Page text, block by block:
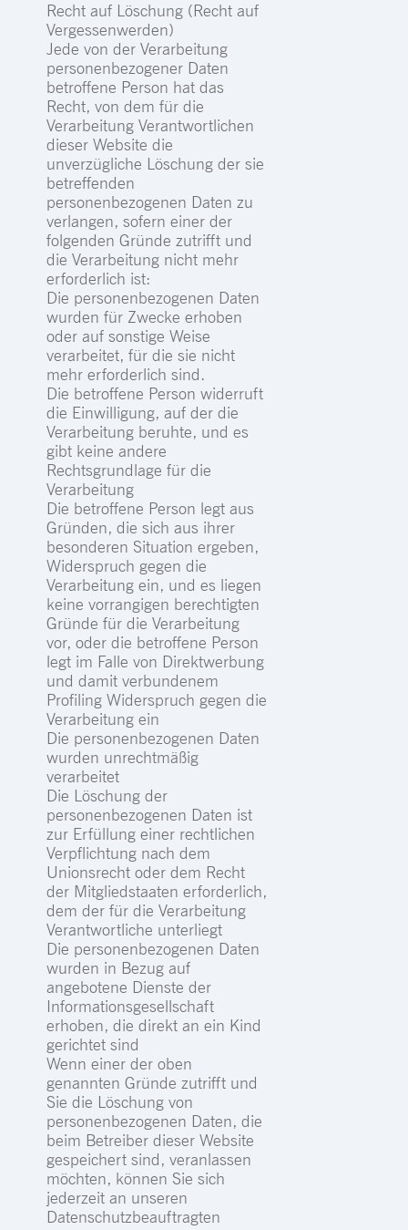
Recht auf Löschung (Recht auf
Vergessenwerden)
Jede von der Verarbeitung
personenbezogener Daten
betroffene Person hat das
Recht, von dem für die
Verarbeitung Verantwortlichen
dieser Website die
unverzügliche Löschung der sie
betreffenden
personenbezogenen Daten zu
verlangen, sofern einer der
folgenden Gründe zutrifft und
die Verarbeitung nicht mehr
erforderlich ist:
Die personenbezogenen Daten
wurden für Zwecke erhoben
oder auf sonstige Weise
verarbeitet, für die sie nicht
mehr erforderlich sind.
Die betroffene Person widerruft
die Einwilligung, auf der die
Verarbeitung beruhte, und es
gibt keine andere
Rechtsgrundlage für die
Verarbeitung
Die betroffene Person legt aus
Gründen, die sich aus ihrer
besonderen Situation ergeben,
Widerspruch gegen die
Verarbeitung ein, und es liegen
keine vorrangigen berechtigten
Gründe für die Verarbeitung
vor, oder die betroffene Person
legt im Falle von Direktwerbung
und damit verbundenem
Profiling Widerspruch gegen die
Verarbeitung ein
Die personenbezogenen Daten
wurden unrechtmäßig
verarbeitet
Die Löschung der
personenbezogenen Daten ist
zur Erfüllung einer rechtlichen
Verpflichtung nach dem
Unionsrecht oder dem Recht
der Mitgliedstaaten erforderlich,
dem der für die Verarbeitung
Verantwortliche unterliegt
Die personenbezogenen Daten
wurden in Bezug auf
angebotene Dienste der
Informationsgesellschaft
erhoben, die direkt an ein Kind
gerichtet sind
Wenn einer der oben
genannten Gründe zutrifft und
Sie die Löschung von
personenbezogenen Daten, die
beim Betreiber dieser Website
gespeichert sind, veranlassen
möchten, können Sie sich
jederzeit an unseren
Datenschutzbeauftragten